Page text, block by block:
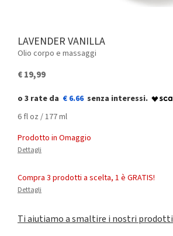
LAVENDER VANILLA
Olio corpo e massaggi
€ 19,99
€ 6.66
6 fl oz / 177 ml
Prodotto in Omaggio
Dettagli
Compra 3 prodotti a scelta, 1 è GRATIS!
Dettagli
Ti aiutiamo a smaltire i nostri prodotti